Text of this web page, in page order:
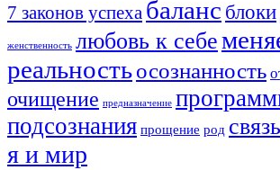
7 законов успеха баланс блоки
женственность любовь к себе
реальностьосознанность
очищение предназначение
подсознания прощение род
я и мир